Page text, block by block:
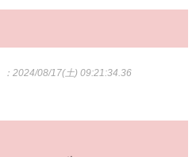
：2024/08/17(土) 09:21:34.36